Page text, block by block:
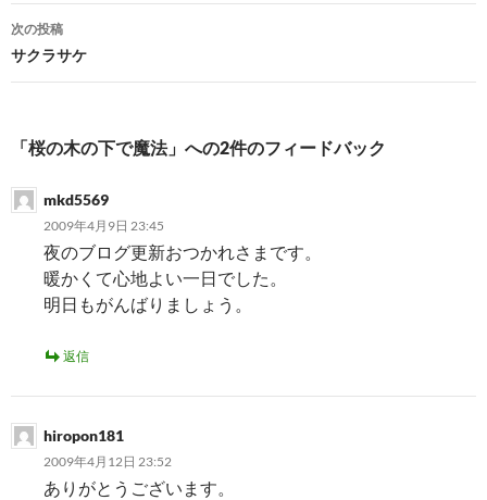
ナ
ビ
ー
ョ
次の投稿
サクラサケ
「桜の木の下で魔法」への2件のフィードバック
mkd5569
2009年4月9日 23:45
夜のブログ更新おつかれさまです。
暖かくて心地よい一日でした。
明日もがんばりましょう。
返信
hiropon181
2009年4月12日 23:52
ありがとうございます。